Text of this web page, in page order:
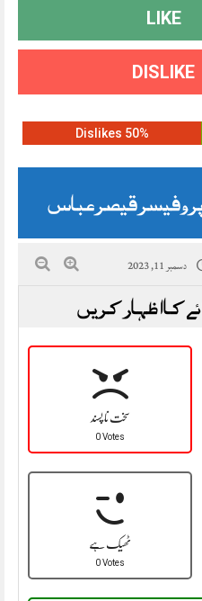
LIKE
DISLIKE
50% Dislikes
قیصر عباس
دسمبر 11, 2023
کا اظہار کریں
سخت نا پسند
0 Votes
ٹھیک ہے
0 Votes